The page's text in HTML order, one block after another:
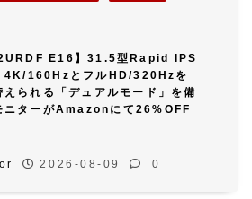
E16】31.5型Rapid IPS
4K/160HzとフルHD/320Hzを
えられる「デュアルモード」を備
ニターがAmazonにて26%OFF
2026-08-09 0